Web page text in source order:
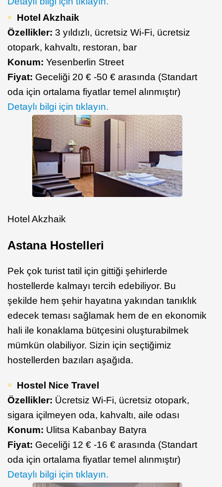
Hotel Akzhaik
Özellikler: 3 yıldızlı, ücretsiz Wi-Fi, ücretsiz
otopark, kahvaltı, restoran, bar
Konum: Yesenberlin Street
Fiyat: Geceliği 20 € -50 € arasında (Standart
oda için ortalama fiyatlar temel alınmıştır)
Detaylı bilgi için tıklayın.
Hotel Akzhaik
Astana Hostelleri
Pek çok turist tatil için gittiği şehirlerde
hostellerde kalmayı tercih edebiliyor. Bu
şekilde hem şehir hayatına yakından tanıklık
edecek teması sağlamak hem de en ekonomik
hali ile konaklama bütçesini oluşturabilmek
mümkün olabiliyor. Sizin için seçtiğimiz
hostellerden bazıları aşağıda.
Hostel Nice Travel
Özellikler: Ücretsiz Wi-Fi, ücretsiz otopark,
sigara içilmeyen oda, kahvaltı, aile odası
Konum: Ulitsa Kabanbay Batyra
Fiyat: Geceliği 12 € -16 € arasında (Standart
oda için ortalama fiyatlar temel alınmıştır)
Detaylı bilgi için tıklayın.